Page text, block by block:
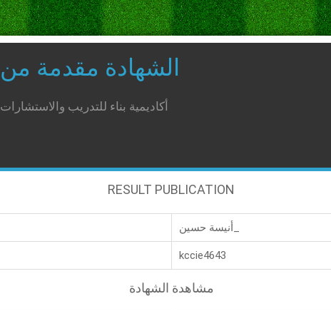
الشهادة مقدمة من
أكاديمية بناء للتدريب والاستشارات
RESULT PUBLICATION
kccie4643
مشاهدة الشهادة